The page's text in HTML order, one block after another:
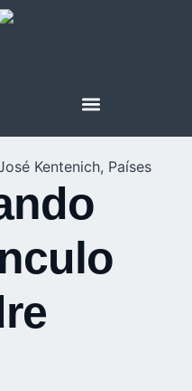
Kentenich, Países